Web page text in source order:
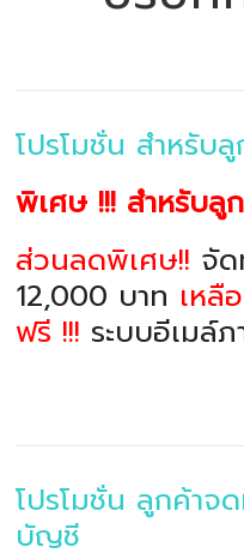
โปรโมชั่น สำหรับ
พิเศษ !!! สำหรับลู
ส่วนลดพิเศษ!! จัด
12,000 บาท เหลื
ฟรี !!! ระบบอีเมล์
โปรโมชั่น ลูกค้าจ
บัญชี